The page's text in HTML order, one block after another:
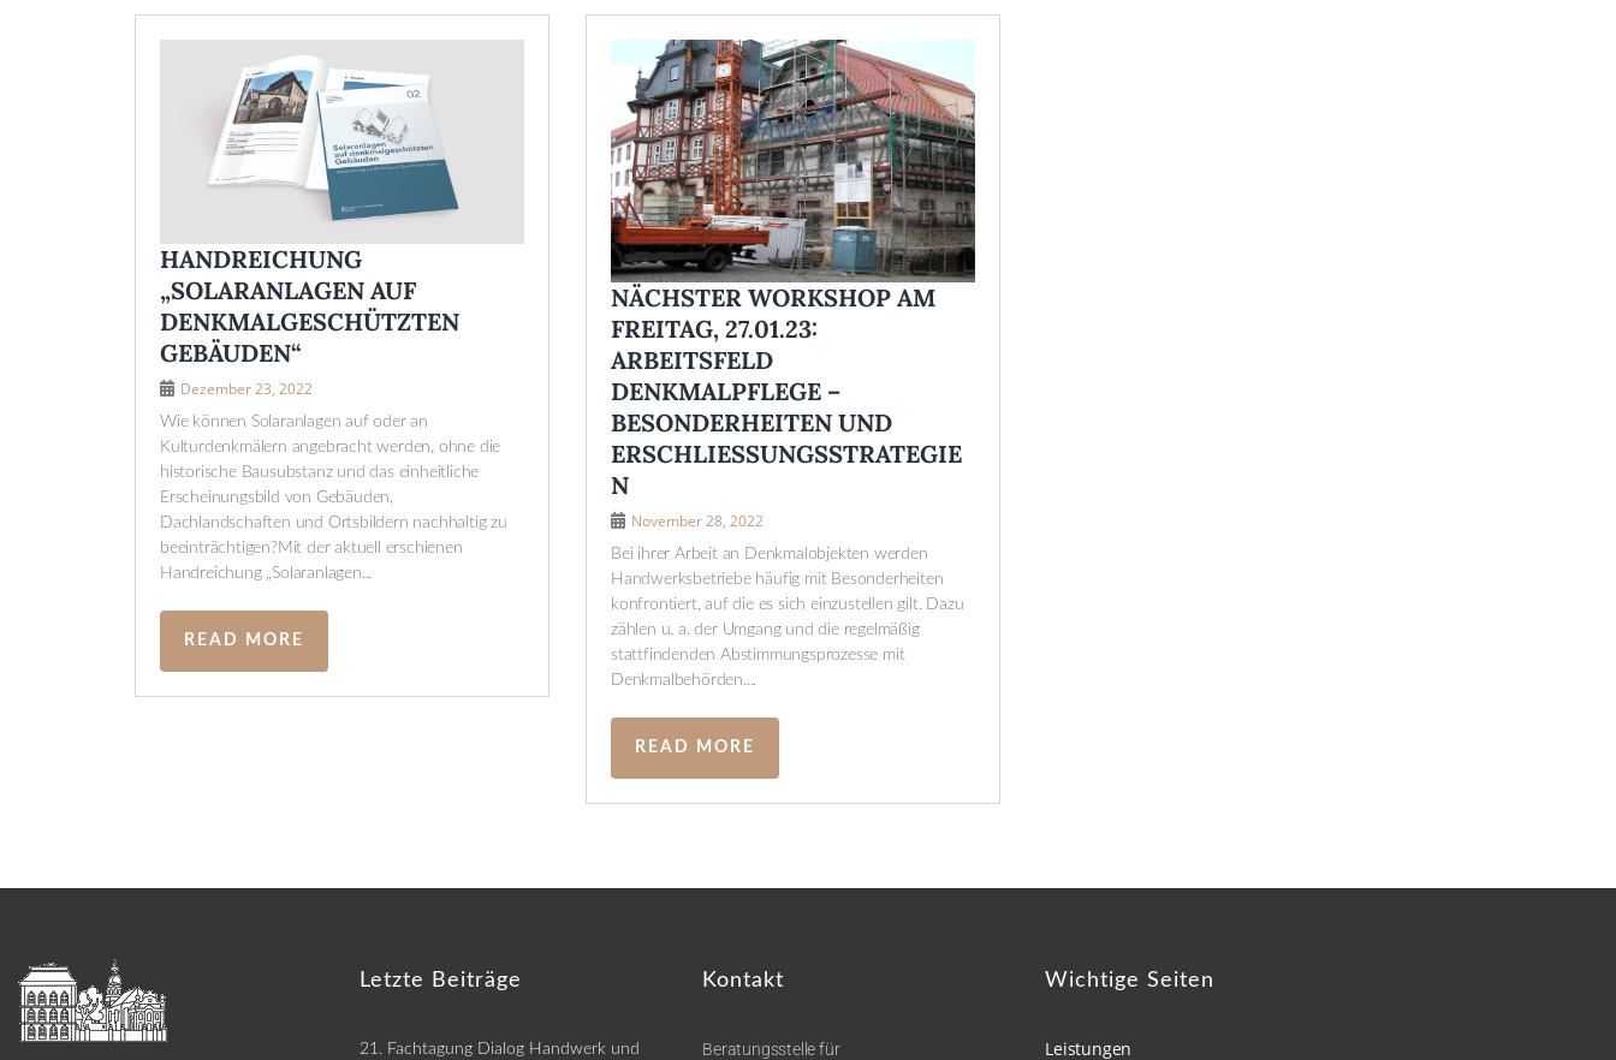
HANDREICHUNG
„SOLARANLAGEN AUF
DENKMALGESCHÜTZTEN
GEBÄUDEN“
Dezember 23, 2022
Wie können Solaranlagen auf oder an
Kulturdenkmälern angebracht werden, ohne die
historische Bausubstanz und das einheitliche
Erscheinungsbild von Gebäuden,
Dachlandschaften und Ortsbildern nachhaltig zu
beeinträchtigen?Mit der aktuell erschienen
Handreichung „Solaranlagen...
READ MORE
NÄCHSTER WORKSHOP AM
FREITAG, 27.01.23:
ARBEITSFELD
DENKMALPFLEGE –
BESONDERHEITEN UND
ERSCHLIESSUNGSSTRATEGIEN
November 28, 2022
Bei ihrer Arbeit an Denkmalobjekten werden
Handwerksbetriebe häufig mit Besonderheiten
konfrontiert, auf die es sich einzustellen gilt. Dazu
zählen u. a. der Umgang und die regelmäßig
stattfindenden Abstimmungsprozesse mit
Denkmalbehörden....
READ MORE
Letzte Beiträge
21. Fachtagung Dialog Handwerk und
Kontakt
Beratungsstelle für
Wichtige Seiten
Leistungen